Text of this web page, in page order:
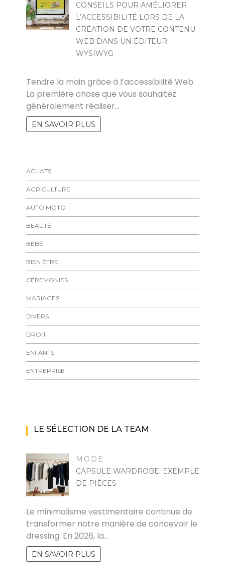
CONSEILS POUR AMÉLIORER
L’ACCESSIBILITÉ LORS DE LA
CRÉATION DE VOTRE CONTENU
WEB DANS UN ÉDITEUR
WYSIWYG
Tendre la main grâce à l’accessibilité Web.
La première chose que vous souhaitez
généralement réaliser…
EN SAVOIR PLUS
ACHATS
AGRICULTURE
AUTO MOTO
BEAUTÉ
BÉBÉ
BIEN ÊTRE
CÉREMONIES
MARIAGES
DIVERS
DROIT
ENFANTS
ENTREPRISE
LE SÉLECTION DE LA TEAM
MODE
CAPSULE WARDROBE: EXEMPLE
DE PIÈCES
Le minimalisme vestimentaire continue de
transformer notre manière de concevoir le
dressing. En 2026, la…
EN SAVOIR PLUS